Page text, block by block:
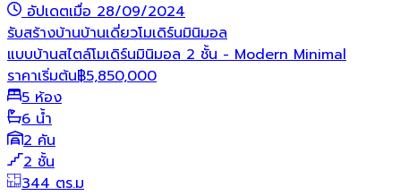
อัปเดตเมื่อ 28/09/2024
รับสร้างบ้านบ้านเดี่ยวโมเดิร์นมินิมอล
แบบบ้านสไตล์โมเดิร์นมินิมอล 2 ชั้น - Modern Minimal
ราคาเริ่มต้น฿5,850,000
5 ห้อง
6 น้ำ
2 คัน
2 ชั้น
344 ตร.ม